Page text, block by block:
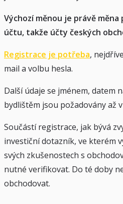
Výchozí měnou je právě
účtu, takže účty českých
Registrace je potřeba,
mail a volbu hesla.
Další údaje se jménem, datem
bydlištěm jsou požadovány až
Součástí registrace, jak bývá
investiční dotazník, ve kterém
svých zkušenostech s
nutné verifikovat. Do té doby
obchodovat.